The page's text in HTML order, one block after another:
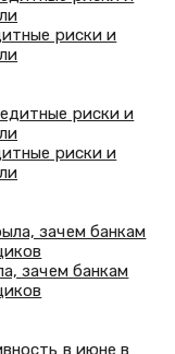
риски и
риски и
зачем банкам